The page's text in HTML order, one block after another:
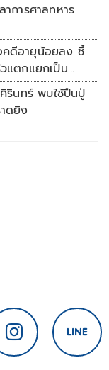
การศาลทหาร
ดีอายุน้อยลง ชี้
แตกแยกเป็น
รินทร์ พบใช้ปืนปู่
ดยิง